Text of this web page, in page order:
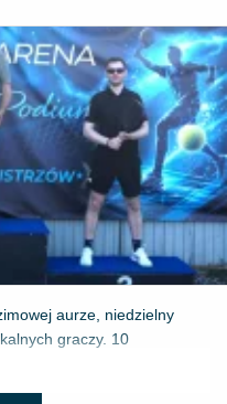
aurze, niedzielny
graczy. 10